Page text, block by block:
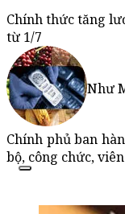
Chính thức tăng
từ 1/7
Như
Chính phủ ban
bộ, công chức,